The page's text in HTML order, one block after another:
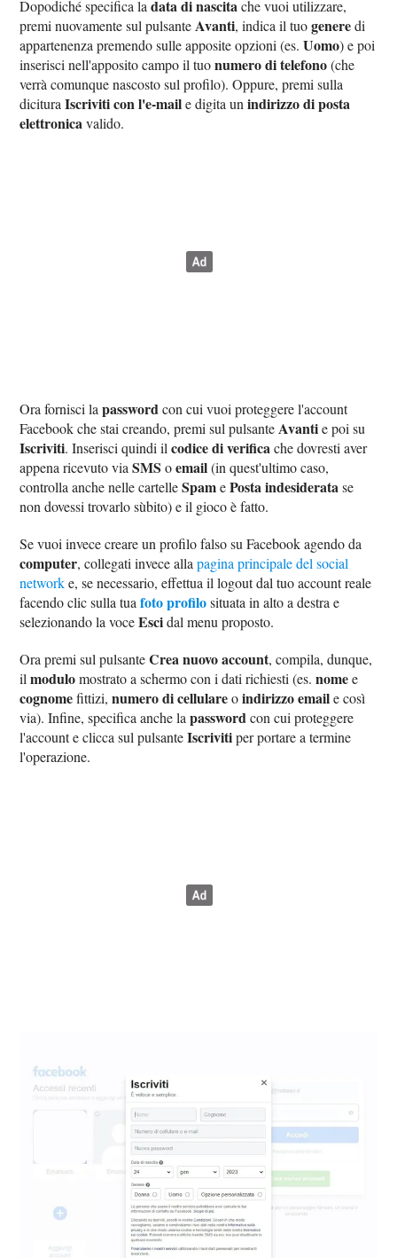
Dopodiché specifica ladata di nascitache vuoi utilizzare,
premi nuovamente sul pulsante Avanti, indica il tuogeneredi
appartenenza premendo sulle apposite opzioni (es.Uomo) e poi
inserisci nell'apposito campo il tuonumero di telefono(che
verrà comunque nascosto sul profilo). Oppure, premi sulla
dicituraIscriviti con l'e-maile digita unindirizzo di posta
elettronicavalido.
Ora fornisci lapasswordcon cui vuoi proteggere l'account
Facebook che stai creando, premi sul pulsante Avantie poi su
Iscriviti. Inserisci quindi ilcodice di verificache dovresti aver
appena ricevuto viaSMS oemail(in quest'ultimo caso,
controlla anche nelle cartelleSpamePosta indesideratase
non dovessi trovarlo sùbito) e il gioco è fatto.
Se vuoi invece creare un profilo falso su Facebook agendo da
computer, collegati invece allapagina principale del social
networke, se necessario, effettua il logout dal tuo account reale
facendo clic sulla tuafoto profilosituata in alto a destra e
selezionando la voceEscidal menu proposto.
Ora premi sul pulsanteCrea nuovo account, compila, dunque,
ilmodulomostrato a schermo con i dati richiesti (es.nomee
cognomefittizi,numero di cellulareoindirizzo emaile così
via). Infine, specifica anche lapasswordcon cui proteggere
l'account e clicca sul pulsanteIscrivitiper portare a termine
l'operazione.